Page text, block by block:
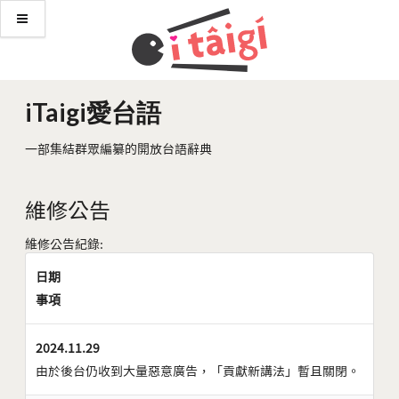
iTaigi愛台語
一部集結群眾編纂的開放台語辭典
維修公告
維修公告紀錄:
日期
事項
2024.11.29
由於後台仍收到大量惡意廣告，「貢獻新講法」暫且關閉。